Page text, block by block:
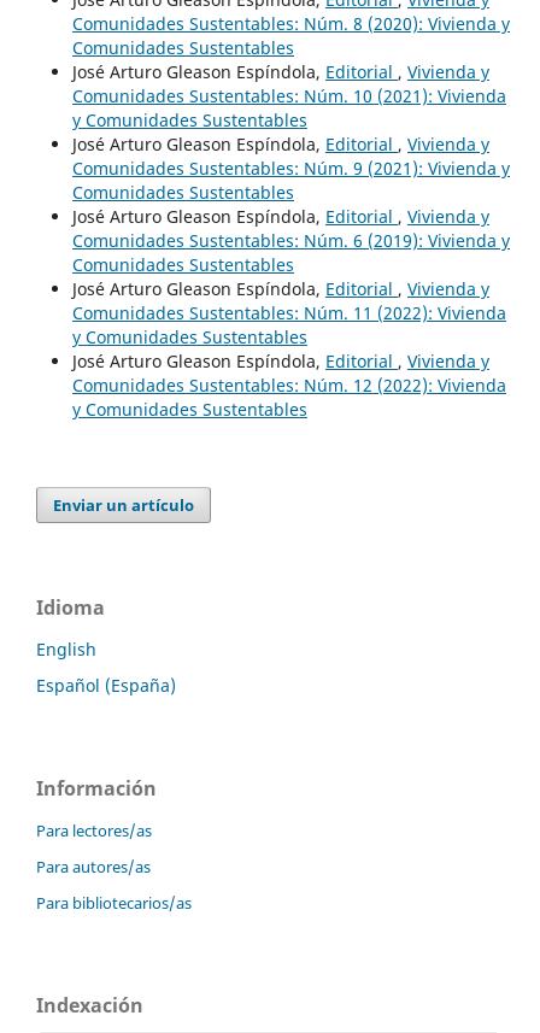
Comunidades Sustentables: Núm. 8 (2020): Vivienda y
Comunidades Sustentables
José Arturo Gleason Espíndola, Editorial , Vivienda y
Comunidades Sustentables: Núm. 10 (2021): Vivienda
y Comunidades Sustentables
José Arturo Gleason Espíndola, Editorial , Vivienda y
Comunidades Sustentables: Núm. 9 (2021): Vivienda y
Comunidades Sustentables
José Arturo Gleason Espíndola, Editorial , Vivienda y
Comunidades Sustentables: Núm. 6 (2019): Vivienda y
Comunidades Sustentables
José Arturo Gleason Espíndola, Editorial , Vivienda y
Comunidades Sustentables: Núm. 11 (2022): Vivienda
y Comunidades Sustentables
José Arturo Gleason Espíndola, Editorial , Vivienda y
Comunidades Sustentables: Núm. 12 (2022): Vivienda
y Comunidades Sustentables
Enviar un artículo
Idioma
English
Español (España)
Información
Para lectores/as
Para autores/as
Para bibliotecarios/as
Indexación